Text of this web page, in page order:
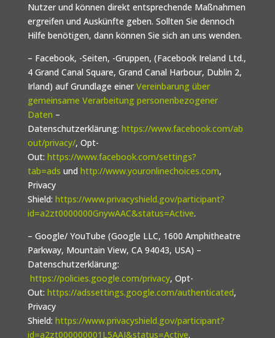
Nutzer und können direkt entsprechende Maßnahmen
ergreifen und Auskünfte geben. Sollten Sie dennoch
Hilfe benötigen, dann können Sie sich an uns wenden.
– Facebook, -Seiten, -Gruppen, (Facebook Ireland Ltd.,
4 Grand Canal Square, Grand Canal Harbour, Dublin 2,
Irland) auf Grundlage einerVereinbarung über
gemeinsame Verarbeitung personenbezogener
Daten –
Datenschutzerklärung: https://www.facebook.com/ab
out/privacy/, Opt-
Out: https://www.facebook.com/settings?
tab=ads und http://www.youronlinechoices.com,
Privacy
Shield: https://www.privacyshield.gov/participant?
id=a2zt0000000GnywAAC&status=Active.
– Google/ YouTube (Google LLC, 1600 Amphitheatre
Parkway, Mountain View, CA 94043, USA) –
Datenschutzerklärung:
https://policies.google.com/privacy, Opt-
Out: https://adssettings.google.com/authenticated,
Privacy
Shield: https://www.privacyshield.gov/participant?
id=a2zt000000001L5AAI&status=Active.